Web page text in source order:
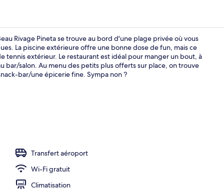
Quadrupla
Rivage Pineta se trouve au bord d'une plage privée où vous
La piscine extérieure offre une bonne dose de fun, mais ce
extérieur. Le restaurant est idéal pour manger un bout, à
bar/salon. Au menu des petits plus offerts sur place, on trouve
bar/une épicerie fine. Sympa non ?
Transfert aéroport
Wi-Fi gratuit
Climatisation